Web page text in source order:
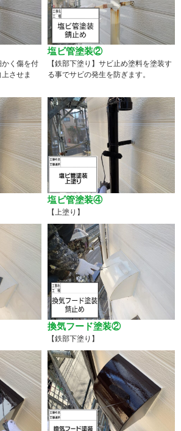
かく傷を付
させま
塩ビ管塗装②
【鉄部下塗り】サビ止め塗料を塗装す
る事でサビの発生を防ぎます。
塩ビ管塗装④
【上塗り】
換気フード塗装②
【鉄部下塗り】